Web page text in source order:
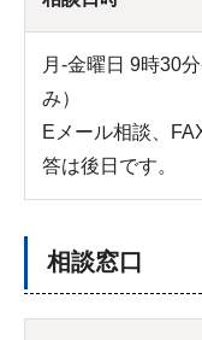
月-金曜日 9時30
み）
Eメール相談、
答は後日です。
相談窓口